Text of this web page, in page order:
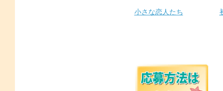
小さな恋人たち